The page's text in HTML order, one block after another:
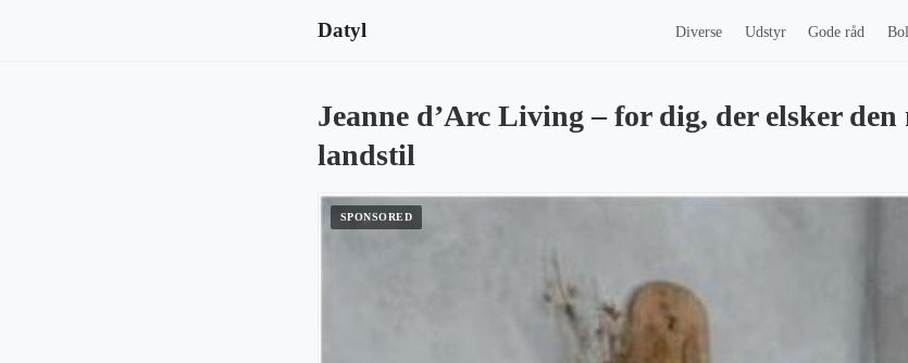
Datyl Diverse Udstyr Gode råd
Jeanne d’Arc Living – for dig, der elsker
landstil